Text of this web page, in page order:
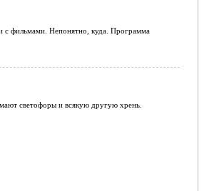
с фильмами. Непонятно, куда. Программа
светофоры и всякую другую хрень.